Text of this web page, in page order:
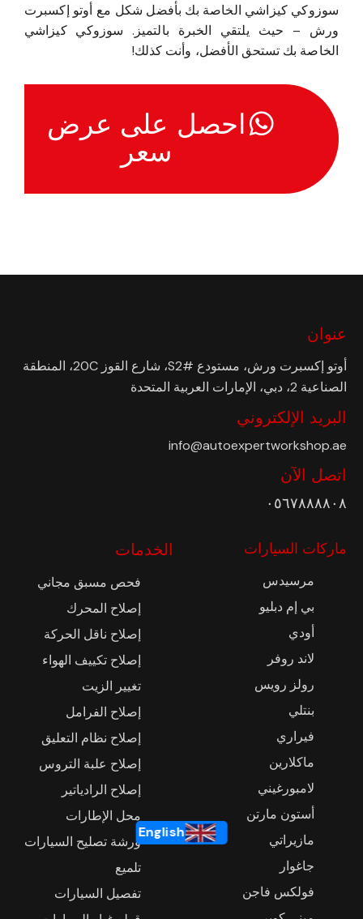
English
سوزوكي كيزاشي الخاصة بك بأفضل شكل مع أوتو إكسبرت
ورش – حيث يلتقي الخبرة بالتميز. سوزوكي كيزاشي
الخاصة بك تستحق الأفضل، وأنت كذلك!
احصل على عرض
سعر
عنوان
أوتو إكسبرت ورش، مستودع #S2، شارع القوز 20C، المنطقة
الصناعية 2، دبي، الإمارات العربية المتحدة
البريد الإلكتروني
info@autoexpertworkshop.ae
اتصل الآن
٠٥٦٧٨٨٨٨٠٨
ماركات السيارات
مرسيدس
بي إم دبليو
أودي
لاند روفر
رولز رويس
بنتلي
فيراري
ماكلارين
لامبورغيني
أستون مارتن
مازيراتي
جاغوار
فولكس فاجن
الخدمات
فحص مسبق مجاني
إصلاح المحرك
إصلاح ناقل الحركة
إصلاح تكييف الهواء
تغيير الزيت
إصلاح الفرامل
إصلاح نظام التعليق
إصلاح علبة التروس
إصلاح الرادياتير
محل الإطارات
ورشة تصليح السيارات
تلميع
تفصيل السيارات